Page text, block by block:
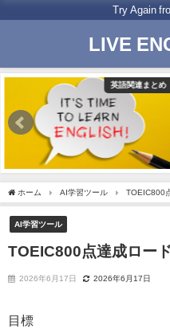
Try Again
LIVE
英語関連まとめ
ホーム AI学習ツール TOEIC800
AI学習ツール
TOEIC800点達成ロー
2026年6月17日 2026年6月17日
目標